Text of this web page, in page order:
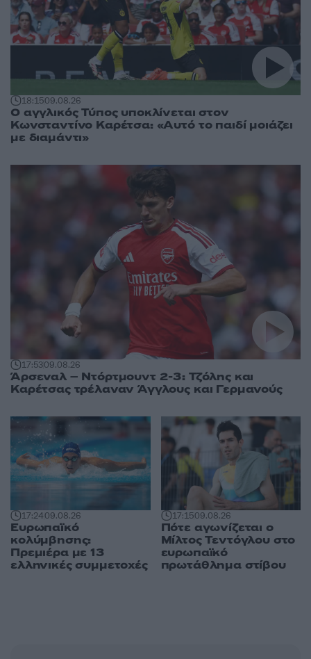
18:1509.08.26
Ο αγγλικός Τύπος υποκλίνεται στον
Κωνσταντίνο Καρέτσα: «Αυτό το παιδί μοιάζει
με διαμάντι»
17:5309.08.26
Άρσεναλ – Ντόρτμουντ 2-3: Τζόλης και
Καρέτσας τρέλαναν Άγγλους και Γερμανούς
17:2409.08.26
Ευρωπαϊκό
κολύμβησης:
Πρεμιέρα με 13
ελληνικές συμμετοχές
17:1509.08.26
Πότε αγωνίζεται ο
Μίλτος Τεντόγλου στο
ευρωπαϊκό
πρωτάθλημα στίβου